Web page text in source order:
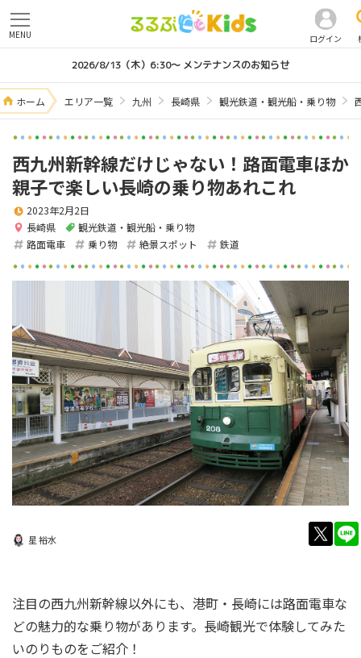
ログイン
MENU
2026/8/13（木）6:30～ メンテナンスのお知らせ
ホーム エリア一覧 九州 長崎県 観光鉄道・観光船・乗り物
西九州新幹線だけじゃない！路面電車ほか
親子で楽しい長崎の乗り物あれこれ
長崎県 観光鉄道・観光船・乗り物
2023年2月2日
路面電車 乗り物 絶景スポット 鉄道
星 裕水
注目の西九州新幹線以外にも、港町・長崎には路面電車な
どの魅力的な乗り物があります。長崎観光で体験してみた
いのりものをご紹介！